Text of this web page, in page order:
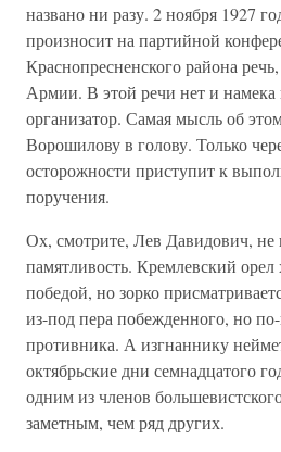
названо ни разу. 2 ноября 1927
произносит на партийной
Краснопресненского района
Армии. В этой речи нет и
организатор. Самая мысль об
Ворошилову в голову. Только
осторожности приступит к
поручения.
Ох, смотрите, Лев Давидович, не
памятливость. Кремлевский орел
победой, но зорко
из-под пера побежденного, но
противника. А изгнаннику
октябрьские дни семнадцатого
одним из членов
заметным, чем ряд других.